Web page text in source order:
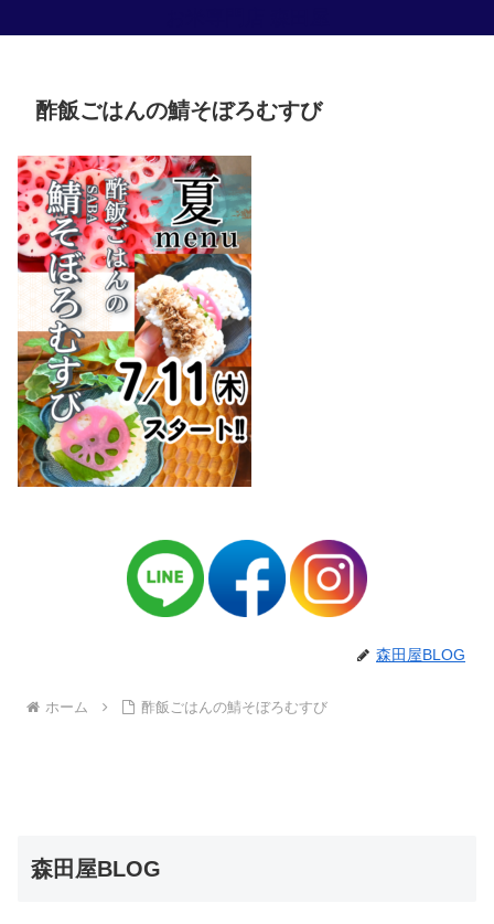
酢飯ごはんの鯖そぼろむすび
森田屋BLOG
ホーム 酢飯ごはんの鯖そぼろむすび
森田屋BLOG